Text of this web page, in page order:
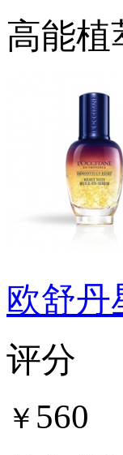
高能植
欧舒丹
评分
￥ 560